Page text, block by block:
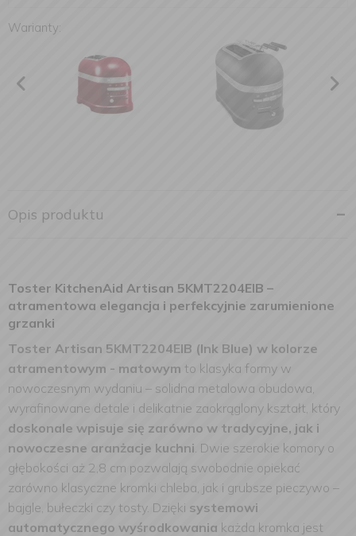
Warianty:
Opis produktu
Toster KitchenAid Artisan 5KMT2204EIB –
atramentowa elegancja i perfekcyjnie zarumienione
grzanki
Toster Artisan 5KMT2204EIB (Ink Blue) w kolorze
atramentowym - matowym to klasyka formy w
nowoczesnym wydaniu – solidna metalowa obudowa,
wyrafinowane detale i delikatnie zaokrąglony kształt, który
doskonale wpisuje się zarówno w tradycyjne, jak i
nowoczesne aranżacje kuchni. Dwie szerokie komory o
głębokości aż 2,8 cm pozwalają swobodnie opiekać
zarówno klasyczne kromki chleba, jak i grubsze pieczywo –
bajgle, bułeczki czy tosty. Dzięki systemowi
automatycznego wyśrodkowania każda kromka jest